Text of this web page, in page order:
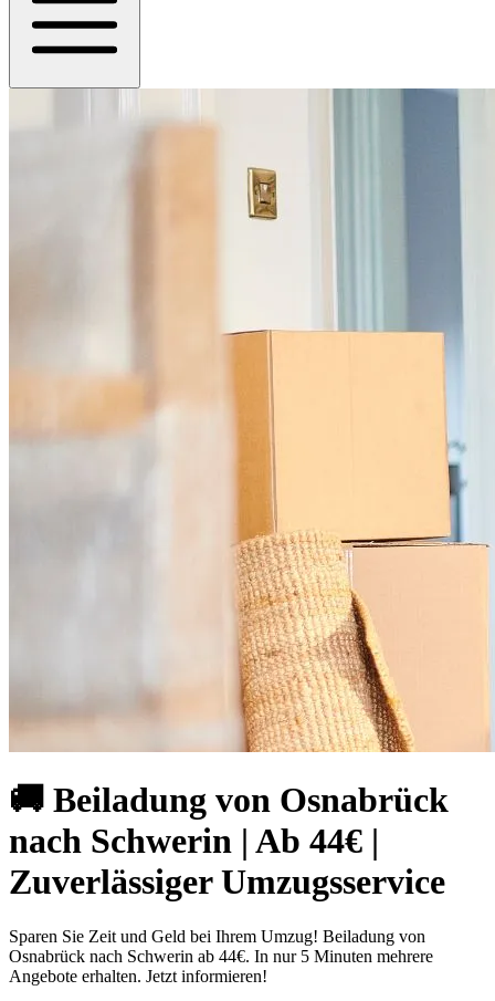
🚚 Beiladung von Osnabrück⁠
nach Schwerin | Ab 44€ |
Zuverlässiger Umzugsservice
Sparen Sie Zeit und Geld bei Ihrem Umzug! Beiladung von
Osnabrück nach Schwerin ab 44€. In nur 5 Minuten mehrere
Angebote erhalten. Jetzt informieren!